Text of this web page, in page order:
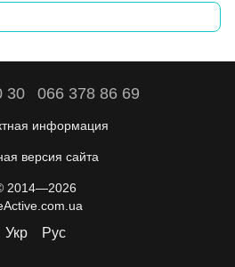
30 066 378 86 69
информация
версия сайта
2014—2026
Укр Рус